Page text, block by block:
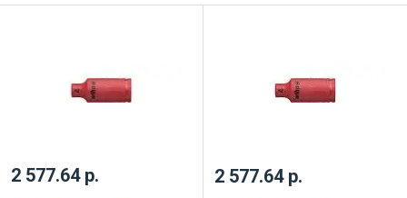
2 577.64 р. 2 577.64 р.